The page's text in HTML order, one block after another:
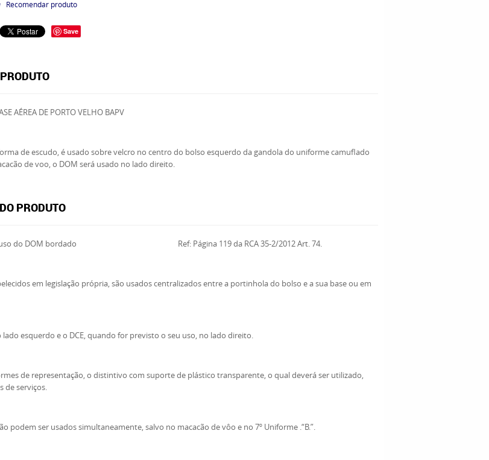
Recomendar produto
Save
AÉREA DE PORTO VELHO BAPV
de escudo, é usado sobre velcro no centro do bolso esquerdo da gandola do uniforme camuflado
de voo, o DOM será usado no lado direito.
PRODUTO
o uso do DOM bordado Ref: Página 119 da RCA 35-2/2012 Art. 74.
em legislação própria, são usados centralizados entre a portinhola do bolso e a sua base ou em
lado esquerdo e o DCE, quando for previsto o seu uso, no lado direito.
de representação, o distintivo com suporte de plástico transparente, o qual deverá ser utilizado,
de serviços.
podem ser usados simultaneamente, salvo no macacão de vôo e no 7º Uniforme .“B.”.